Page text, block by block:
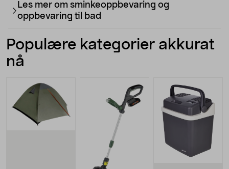
Les mer om sminkeoppbevaring og
oppbevaring til bad
Populære kategorier akkurat
nå